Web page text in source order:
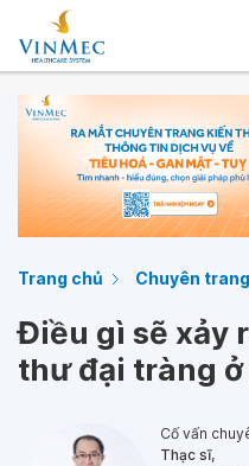
Trang chủ Chuyên
Điều gì sẽ xảy
thư đại tràng
Cố vấn
Thạc sĩ,